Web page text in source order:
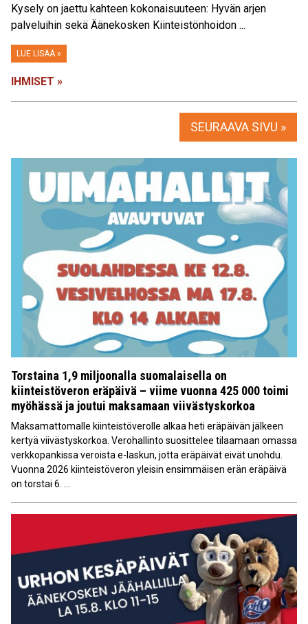
Kysely on jaettu kahteen kokonaisuuteen: Hyvän arjen
palveluihin sekä Äänekosken Kiinteistönhoidon ...
LUE LISÄÄ »
IHMISET »
SEURAAVA SIVU »
Torstaina 1,9 miljoonalla suomalaisella on
kiinteistöveron eräpäivä – viime vuonna 425 000 toimi
myöhässä ja joutui maksamaan viivästyskorkoa
Maksamattomalle kiinteistöverolle alkaa heti eräpäivän jälkeen
kertyä viivästyskorkoa. Verohallinto suosittelee tilaamaan omassa
verkkopankissa veroista e-laskun, jotta eräpäivät eivät unohdu.
Vuonna 2026 kiinteistöveron yleisin ensimmäisen erän eräpäivä
on torstai 6. ...